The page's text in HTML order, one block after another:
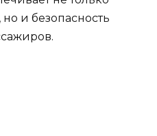
и безопасность